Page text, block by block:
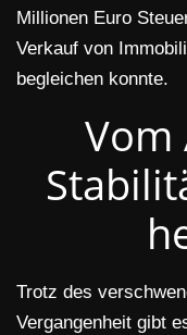
Millionen Euro
Verkauf von
begleichen konnte.
Vom
Trotz des
Vergangenheit gibt